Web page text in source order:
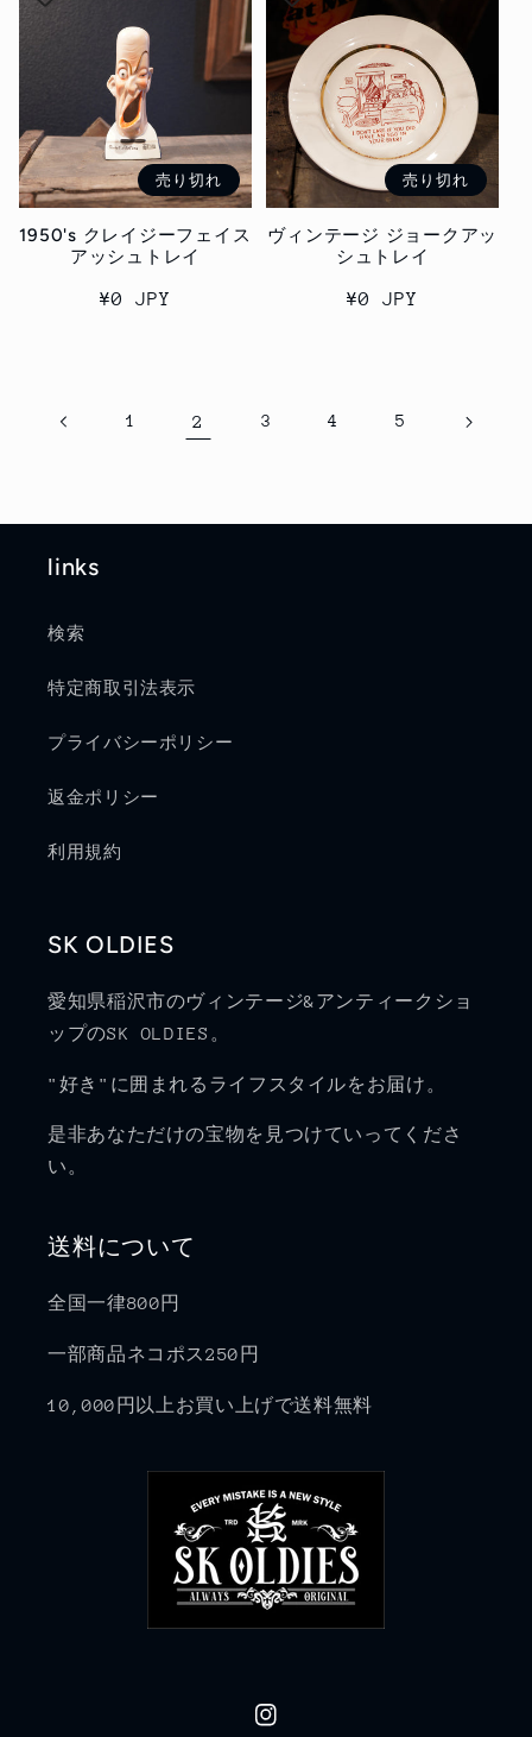
格
売り切れ
1950's クレイジーフェイス
アッシュトレイ
通
¥0 JPY
売り切れ
ヴィンテージ ジョークアッ
シュトレイ
通
¥0 JPY
1 2 3 4 5
links
検索
特定商取引法表示
プライバシーポリシー
返金ポリシー
利用規約
SK OLDIES
愛知県稲沢市のヴィンテージ&アンティークショ
ップのSK OLDIES。
"好き"に囲まれるライフスタイルをお届け。
是非あなただけの宝物を見つけていってくださ
い。
送料について
全国一律800円
一部商品ネコポス250円
10,000円以上お買い上げで送料無料
Instagram